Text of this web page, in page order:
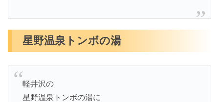
星野温泉トンボの湯
軽井沢の
星野温泉トンボの湯に